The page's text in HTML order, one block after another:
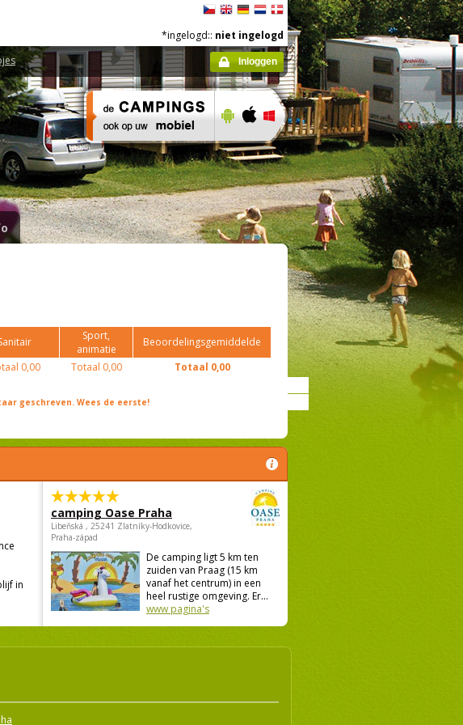
*ingelogd:: niet ingelogd
Inloggen
Sport,
animatie
Beoordelingsgemiddelde
0,00 Totaal 0,00 Totaal 0,00
geschreven. Wees de eerste!
in
camping Oase Praha
Libeňská , 25241 Zlatníky-Hodkovice,
Praha-západ
De camping ligt 5 km ten
zuiden van Praag (15 km
vanaf het centrum) in een
heel rustige omgeving. Er...
www pagina's